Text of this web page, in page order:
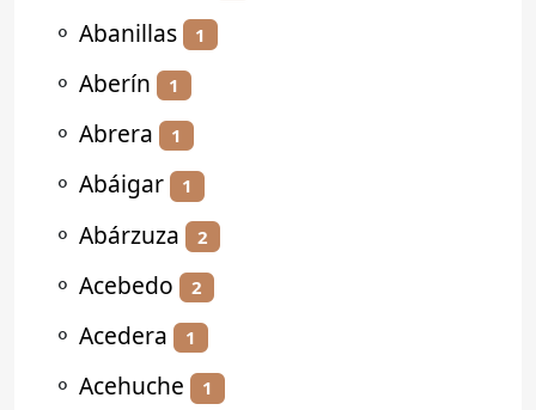
⚬ Abanillas 1
⚬ Aberín 1
⚬ Abrera 1
⚬ Abáigar 1
⚬ Abárzuza 2
⚬ Acebedo 2
⚬ Acedera 1
⚬ Acehuche 1